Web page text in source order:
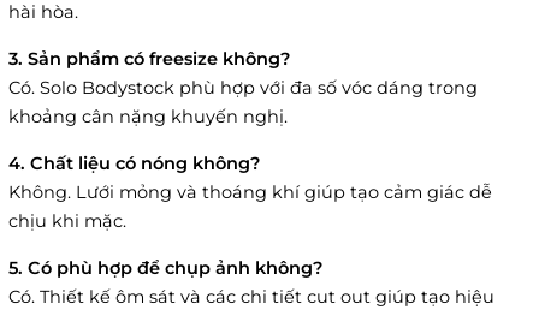
hài hòa.
3. Sản phẩm có freesize không?
Có. Solo Bodystock phù hợp với đa số vóc dáng trong
khoảng cân nặng khuyến nghị.
4. Chất liệu có nóng không?
Không. Lưới mỏng và thoáng khí giúp tạo cảm giác dễ
chịu khi mặc.
5. Có phù hợp để chụp ảnh không?
Có. Thiết kế ôm sát và các chi tiết cut out giúp tạo hiệu